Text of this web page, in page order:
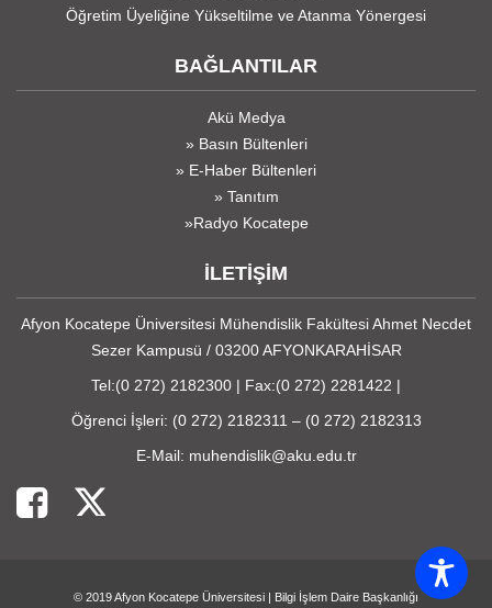
Öğretim Üyeliğine Yükseltilme ve Atanma Yönergesi
BAĞLANTILAR
Akü Medya
» Basın Bültenleri
» E-Haber Bültenleri
» Tanıtım
»Radyo Kocatepe
İLETİŞİM
Afyon Kocatepe Üniversitesi Mühendislik Fakültesi Ahmet Necdet
Sezer Kampusü / 03200 AFYONKARAHİSAR
Tel:(0 272) 2182300 | Fax:(0 272) 2281422 |
Öğrenci İşleri: (0 272) 2182311 – (0 272) 2182313
E-Mail: muhendislik@aku.edu.tr
© 2019Afyon Kocatepe Üniversitesi Bilgi İşlem Daire Başkanlığı